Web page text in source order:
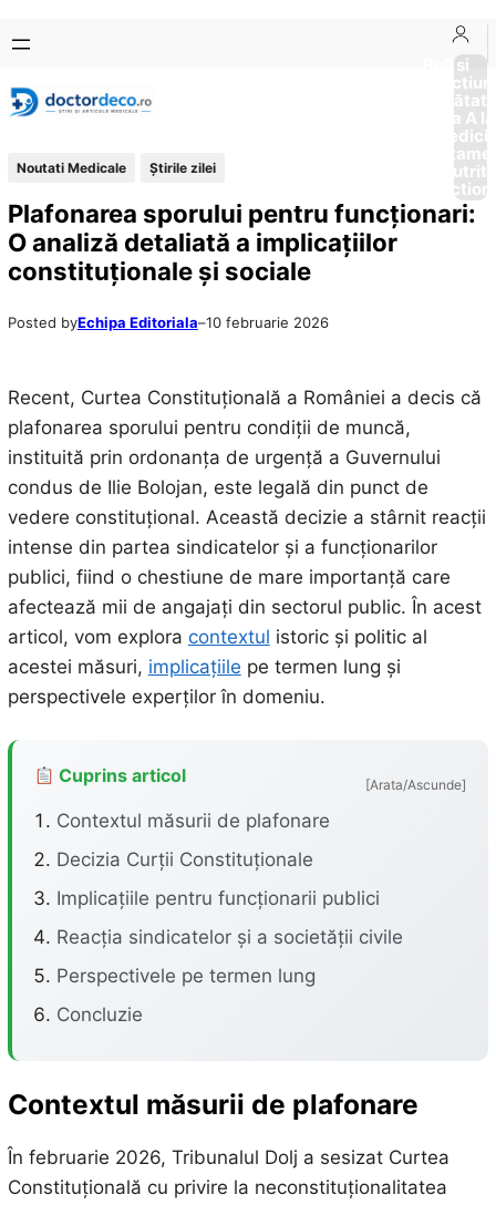
conținut
content
Boli si
Afectiuni
Sănătate
de la A
Noutati Medicale Știrile zilei
Plafonarea sporului pentru funcționari:
O analiză detaliată a implicațiilor
constituționale și sociale
Posted byEchipa Editoriala–10 februarie 2026
Recent, Curtea Constituțională a României a decis că
plafonarea sporului pentru condiții de muncă,
instituită prin ordonanța de urgență a Guvernului
condus de Ilie Bolojan, este legală din punct de
vedere constituțional. Această decizie a stârnit reacții
intense din partea sindicatelor și a funcționarilor
publici, fiind o chestiune de mare importanță care
afectează mii de angajați din sectorul public. În acest
articol, vom explora contextul istoric și politic al
acestei măsuri, implicațiile pe termen lung și
perspectivele experților în domeniu.
Cuprins articol [Arata/Ascunde]
Contextul măsurii de plafonare
Decizia Curții Constituționale
Implicațiile pentru funcționarii publici
Reacția sindicatelor și a societății civile
Perspectivele pe termen lung
Concluzie
Contextul măsurii de plafonare
În februarie 2026, Tribunalul Dolj a sesizat Curtea
Constituțională cu privire la neconstituționalitatea